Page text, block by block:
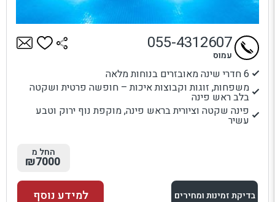
6 חדרי שינה מאובזרים בנוחות מלאה
משפחות, זוגות וקבוצות איכות – חופשה פרטית ושקטה
בלב ראש פינה
פינה שקטה וציורית בראש פינה, מוקפת נוף ירוק וטבע
עשיר
055-4312607
עמוס
החל מ
₪7000
בדיקת זמינות ומחירים למידע נוסף